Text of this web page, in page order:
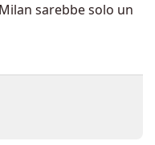
sarebbe solo un